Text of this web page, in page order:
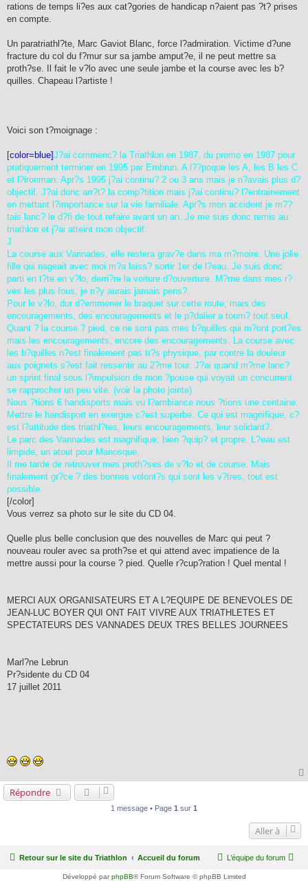
rations de temps li?es aux cat?gories de handicap n?aient pas ?t? prises
en compte.
Un paratriathl?te, Marc Gaviot Blanc, force l?admiration. Victime d?une
fracture du col du f?mur sur sa jambe amput?e, il ne peut mettre sa
proth?se. Il fait le v?lo avec une seule jambe et la course avec les b?
quilles. Chapeau l?artiste !
Voici son t?moignage :
[color=blue]J?ai commenc? la Triathlon en 1987, du promo en 1987 pour
pratiquement terminer en 1995 par Embrun. A l??poque les A, les B les C
et l?ironman. Apr?s 1995 j?ai continu? 2 ou 3 ans mais je n?avais plus d?
objectif. J?ai donc arr?t? la comp?tition mais j?ai continu? l?entrainement
en mettant l?importance sur la vie familiale. Apr?s mon accident je m??
tais lanc? le d?fi de tout refaire avant un an. Je me suis donc remis au
triathlon et j?ai atteint mon objectif.
J
La course aux Vannades, elle restera grav?e dans ma m?moire. Une jolie
fille qui nageait avec moi m?a laiss? sortir 1er de l?eau. Je suis donc
parti en t?te en v?lo, derri?re la voiture d?ouverture. M?me dans mes r?
ves les plus fous, je n?y aurais jamais pens?.
Pour le v?lo, dur d?emmener le braquet sur cette route, mais des
encouragements, des encouragements et le p?dalier a tourn? tout seul.
Quant ? la course ? pied, ce ne sont pas mes b?quilles qui m?ont port?es
mais les encouragements, encore des encouragements. La course avec
les b?quilles n?est finalement pas tr?s physique, par contre la douleur
aux poignets s?est fait ressentir au 2?me tour. J?ai quand m?me lanc?
un sprint final sous l?impulsion de mon ?pouse qui voyait un concurrent
se rapprocher un peu vite. (voir la photo jointe)
Nous ?tions 6 handisports mais vu l?ambiance nous ?tions une centaine.
Mettre le handisport en exergue c?est superbe. Ce qui est magnifique, c?
est l?attitude des triathl?tes, leurs encouragements, leur solidarit?.
Le parc des Vannades est magnifique, bien ?quip? et propre. L?eau est
limpide, un atout pour Manosque.
Il me tarde de retrouver mes proth?ses de v?lo et de course. Mais
finalement gr?ce ? des bonnes volont?s qui sont les v?tres, tout est
possible.
[/color]
Vous verrez sa photo sur le site du CD 04.
Quelle plus belle conclusion que des nouvelles de Marc qui peut ?
nouveau rouler avec sa proth?se et qui attend avec impatience de la
mettre aussi pour la course ? pied. Quelle r?cup?ration ! Quel mental !
MERCI AUX ORGANISATEURS ET A L?EQUIPE DE BENEVOLES DE
JEAN-LUC BOYER QUI ONT FAIT VIVRE AUX TRIATHLETES ET
SPECTATEURS DES VANNADES DEUX TRES BELLES JOURNEES
Marl?ne Lebrun
Pr?sidente du CD 04
17 juillet 2011
Répondre
1 message • Page 1 sur 1
Aller à
Retour sur le site du Triathlon Accueil du forum L’équipe du forum
Développé parphpBB® Forum Software © phpBB Limited